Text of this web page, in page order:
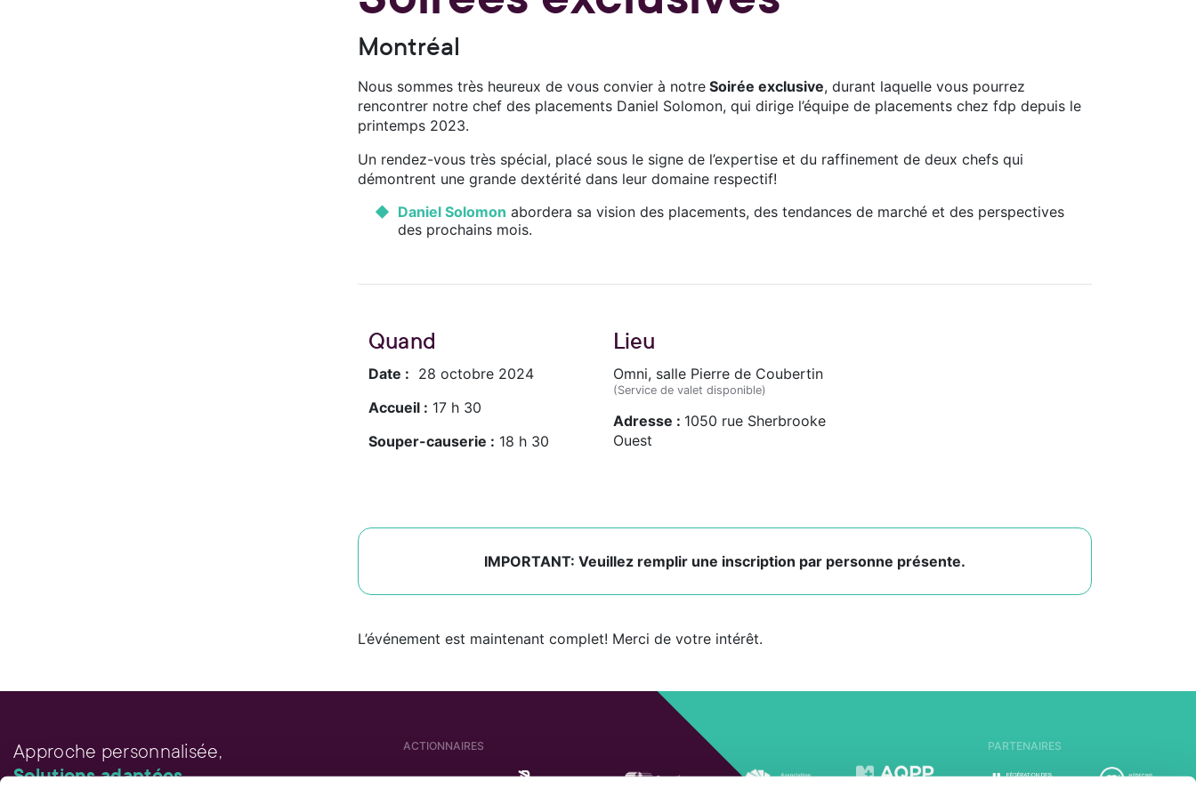
Montréal
Nous sommes très heureux de vous convier à notre Soirée exclusive, durant laquelle vous pourrez
rencontrer notre chef des placements Daniel Solomon, qui dirige l’équipe de placements chez fdp depuis le
printemps 2023.
Un rendez-vous très spécial, placé sous le signe de l’expertise et du raffinement de deux chefs qui
démontrent une grande dextérité dans leur domaine respectif!
Daniel Solomon abordera sa vision des placements, des tendances de marché et des perspectives
des prochains mois.
Quand
Date : 28 octobre 2024
Accueil : 17 h 30
Souper-causerie : 18 h 30
Lieu
Omni, salle Pierre de Coubertin
(Service de valet disponible)
Adresse : 1050 rue Sherbrooke
Ouest
IMPORTANT: Veuillez remplir une inscription par personne présente.
L’événement est maintenant complet! Merci de votre intérêt.
Approche personnalisée,
Solutions adaptées.
ACTIONNAIRES PARTENAIRES